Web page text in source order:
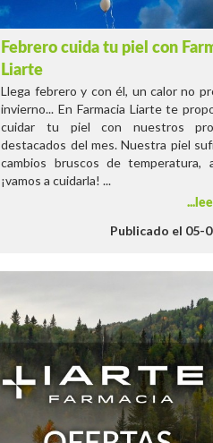
Febrero cuida tu piel con
Liarte
Llega febrero y con él, un calor no
invierno... En Farmacia Liarte te
cuidar tu piel con nuestros
destacados del mes. Nuestra piel
cambios bruscos de temperatura,
¡vamos a cuidarla! ...
Publicado el 05-